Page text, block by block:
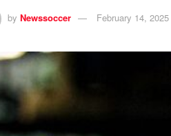
by Newssoccer February 14, 2025